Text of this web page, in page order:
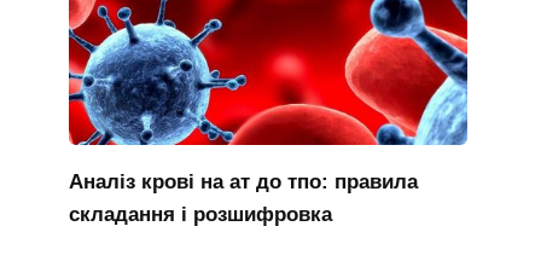
Аналіз крові на ат до тпо: правила
складання і розшифровка